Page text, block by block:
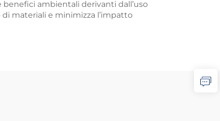
ambientali derivanti dall’uso
materiali e minimizza l’impatto